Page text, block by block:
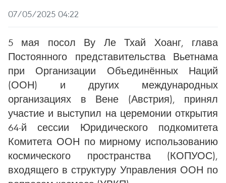
07/05/2025 04:22
5 мая посол Ву Ле Тхай Хоанг, глава
Постоянного представительства Вьетнама
при Организации Объединённых Наций
(ООН) и других международных
организациях в Вене (Австрия), принял
участие и выступил на церемонии открытия
64-й сессии Юридического подкомитета
Комитета ООН по мирному использованию
космического пространства (КОПУОС),
входящего в структуру Управления ООН по